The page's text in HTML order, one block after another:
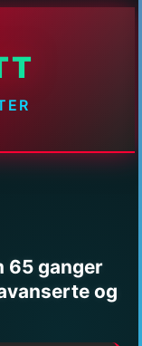
65 ganger
og